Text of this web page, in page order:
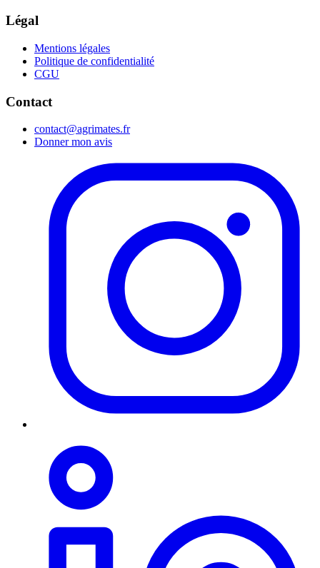
Légal
Mentions légales
Politique de confidentialité
CGU
Contact
contact@agrimates.fr
Donner mon avis